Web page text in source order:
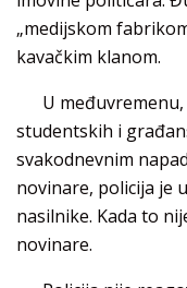
„medijskom
kavačkim klanom.
U
studentskih i
svakodnevnim
novinare, policija je
nasilnike. Kada to
novinare.